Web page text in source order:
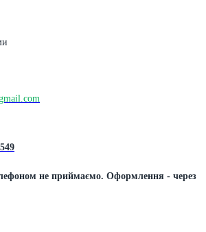
не приймаємо. Оформлення - через